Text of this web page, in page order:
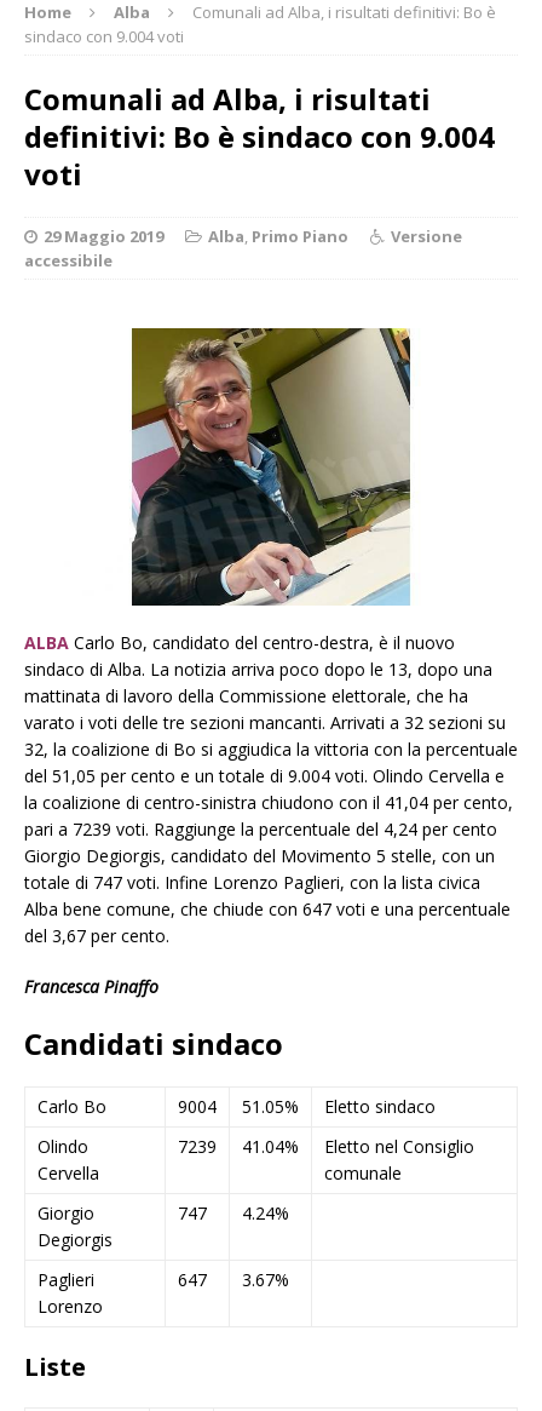
Home Alba
Comunali ad Alba, i risultati definitivi: Bo è
sindaco con 9.004 voti
Comunali ad Alba, i risultati
definitivi: Bo è sindaco con 9.004
voti
29 Maggio 2019 Alba, Primo Piano
Versione
accessibile
ALBA Carlo Bo, candidato del centro-destra, è il nuovo
sindaco di Alba. La notizia arriva poco dopo le 13, dopo una
mattinata di lavoro della Commissione elettorale, che ha
varato i voti delle tre sezioni mancanti. Arrivati a 32 sezioni su
32, la coalizione di Bo si aggiudica la vittoria con la percentuale
del 51,05 per cento e un totale di 9.004 voti. Olindo Cervella e
la coalizione di centro-sinistra chiudono con il 41,04 per cento,
pari a 7239 voti. Raggiunge la percentuale del 4,24 per cento
Giorgio Degiorgis, candidato del Movimento 5 stelle, con un
totale di 747 voti. Infine Lorenzo Paglieri, con la lista civica
Alba bene comune, che chiude con 647 voti e una percentuale
del 3,67 per cento.
Francesca Pinaffo
Candidati sindaco
Carlo Bo 9004 51.05%
Eletto sindaco
Olindo
Cervella
7239 41.04%
Eletto nel Consiglio
comunale
Giorgio
Degiorgis
747 4.24%
Paglieri
Lorenzo
647 3.67%
Liste